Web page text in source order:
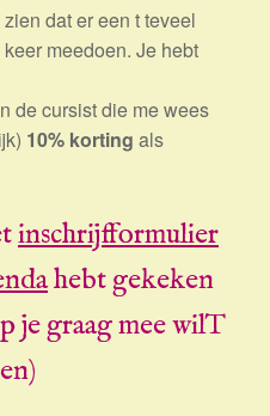
dat er een t teveel
meedoen. Je hebt
de cursist die me wees
10% korting als
inschrijfformulier
hebt gekeken
je graag mee wilT